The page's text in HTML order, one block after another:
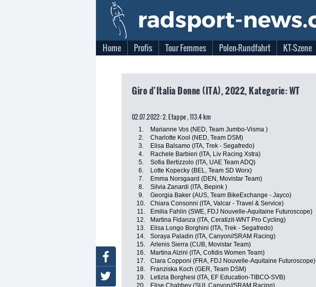
Home Profis Tour Femmes Polen-Rundfahrt KT-Szene
Giro d’Italia Donne (ITA), 2022, Kategorie: WT
02.07.2022: 2. Etappe , 113.4 km
1. Marianne Vos (NED, Team Jumbo-Visma )
2.
Charlotte Kool (NED, Team DSM)
3.
Elisa Balsamo (ITA, Trek - Segafredo)
4.
Rachele Barbieri (ITA, Liv Racing Xstra)
5.
Sofia Bertizzolo (ITA, UAE Team ADQ)
6.
Lotte Kopecky (BEL, Team SD Worx)
7.
Emma Norsgaard (DEN, Movistar Team)
8.
Silvia Zanardi (ITA, Bepink )
9.
Georgia Baker (AUS, Team BikeExchange - Jayco)
10.
Chiara Consonni (ITA, Valcar - Travel & Service)
11.
Emilia Fahlin (SWE, FDJ Nouvelle-Aquitaine Futuroscope)
12.
Martina Fidanza (ITA, Ceratizit-WNT Pro Cycling)
13.
Elisa Longo Borghini (ITA, Trek - Segafredo)
14.
Soraya Paladin (ITA, Canyon//SRAM Racing)
15.
Arlenis Sierra (CUB, Movistar Team)
16.
Martina Alzini (ITA, Cofidis Women Team)
17.
Clara Copponi (FRA, FDJ Nouvelle-Aquitaine Futuroscope)
18.
Franziska Koch (GER, Team DSM)
19.
Letizia Borghesi (ITA, EF Education-TIBCO-SVB)
20.
Elise Chabbey (SUI, Canyon//SRAM Racing)
Facebook
Twitter